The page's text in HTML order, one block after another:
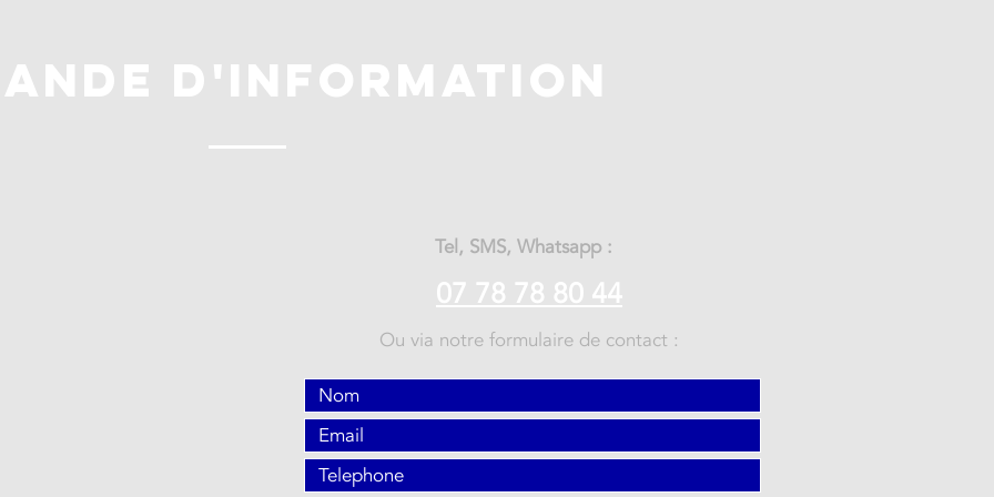
D'INFORMATION
Tel, SMS, Whatsapp :
07 78 78 80 44
Ou via notre formulaire de contact :